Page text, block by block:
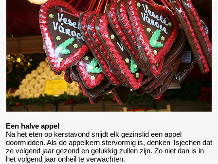
Een halve appel
Na het eten op kerstavond snijdt elk gezinslid een appel
doormidden. Als de appelkern stervormig is, denken Tsjechen dat
ze volgend jaar gezond en gelukkig zullen zijn. Zo niet dan is in
het volgend jaar onheil te verwachten.